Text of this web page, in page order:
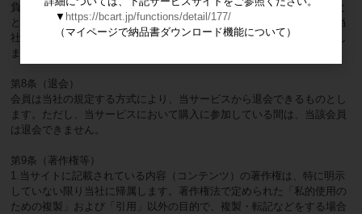
負うものではなく、会員は自己の責任に基づき当該紛争を解決すること
とします。万一、当社の責めに帰すべき事由による場合であっても、当
社の責任は当該取引において当社が受領した販売代金の金額を上限とし
ます。
第8条（退会）
会員は当社の規定する方式により、当サービスから退会できるものとし
ます。ただし、当サービスにおいて購入に参加している間は、当該会員
は退会できません。
第9条（著作権等）
1.当サイトに記載されている内容（コンテンツ）の著作権は、特に明示
していない限り当社に帰属します。著作権法で定められた「私的使用の
ための複製」および「引用」以外の目的で、複製・転記などをする場合
▼ https://bcart.jp/functions/detail/177/
（マイページで納品書ダウンロード機能について）